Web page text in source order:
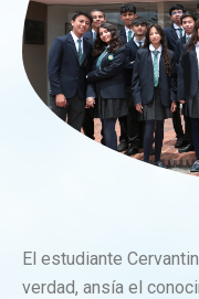
El estudiante
verdad, ansía el